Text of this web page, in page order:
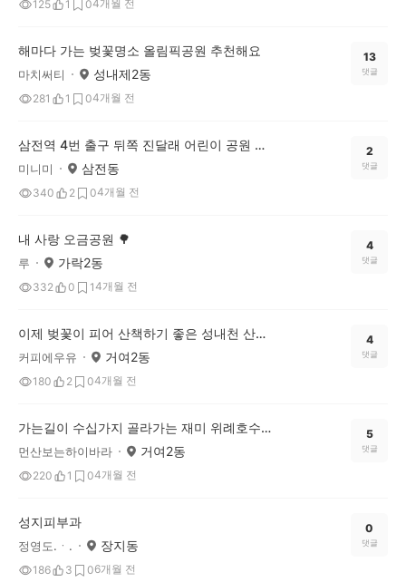
125 1 04개월 전
해마다 가는 벚꽃명소 올림픽공원 추천해요
마치써티 성내제2동
281 1 04개월 전
13
댓글
삼전역 4번 출구 뒤쪽 진달래 어린이 공원 벚꽃 구경 가보세요~
미니미 삼전동
340 2 04개월 전
2
댓글
내 사랑 오금공원 🌳
루 가락2동
332 0 14개월 전
4
댓글
이제 벚꽃이 피어 산책하기 좋은 성내천 산책길
커피에우유 거여2동
180 2 04개월 전
4
댓글
가는길이 수십가지 골라가는 재미 위례호수공원 산책로
먼산보는하이바라 거여2동
220 1 04개월 전
5
댓글
성지피부과
정영도.ㆍ. 장지동
186 3 06개월 전
0
댓글